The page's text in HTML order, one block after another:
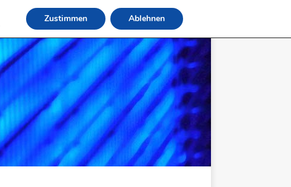
Zustimmen Ablehnen